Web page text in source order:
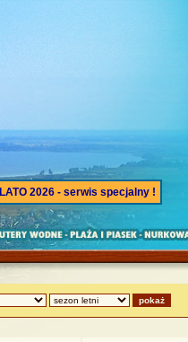
LATO 2026 - serwis specjalny !